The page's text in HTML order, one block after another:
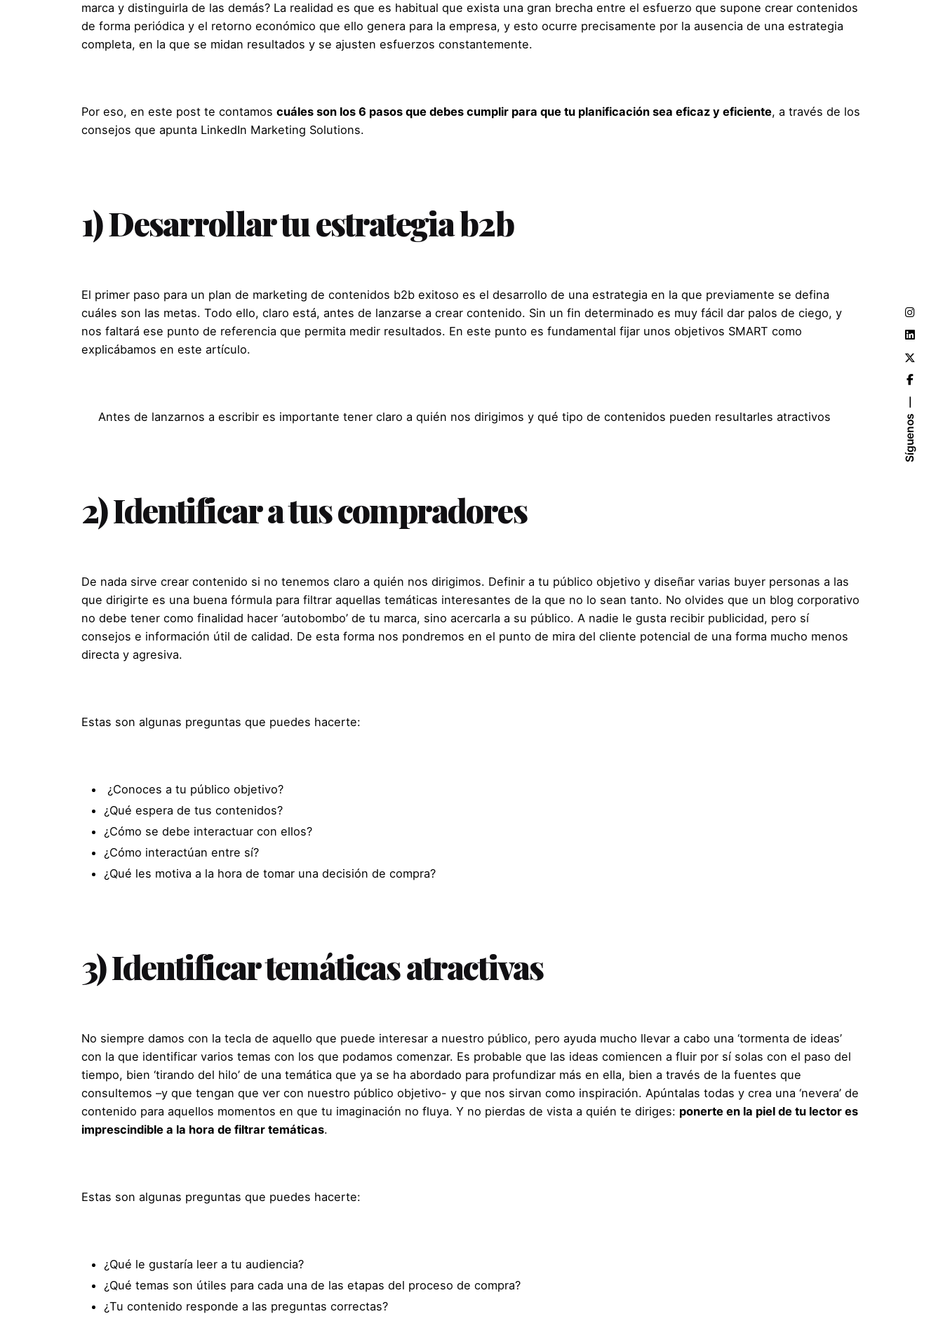
Síguenos
marca y distinguirla de las demás? La realidad es que es habitual que exista una gran brecha entre el esfuerzo que supone crear contenidos
de forma periódica y el retorno económico que ello genera para la empresa, y esto ocurre precisamente por la ausencia de una estrategia
completa, en la que se midan resultados y se ajusten esfuerzos constantemente.
Por eso, en este post te contamos cuáles son los 6 pasos que debes cumplir para que tu planificación sea eficaz y eficiente, a través de los
consejos que apunta LinkedIn Marketing Solutions.
1) Desarrollar tu estrategia b2b
El primer paso para un plan de marketing de contenidos b2b exitoso es el desarrollo de una estrategia en la que previamente se defina
cuáles son las metas. Todo ello, claro está, antes de lanzarse a crear contenido. Sin un fin determinado es muy fácil dar palos de ciego, y
nos faltará ese punto de referencia que permita medir resultados. En este punto es fundamental fijar unos objetivos SMART como
explicábamos en este artículo.
Antes de lanzarnos a escribir es importante tener claro a quién nos dirigimos y qué tipo de contenidos pueden resultarles atractivos
2) Identificar a tus compradores
De nada sirve crear contenido si no tenemos claro a quién nos dirigimos. Definir a tu público objetivo y diseñar varias buyer personas a las
que dirigirte es una buena fórmula para filtrar aquellas temáticas interesantes de la que no lo sean tanto. No olvides que un blog corporativo
no debe tener como finalidad hacer ‘autobombo’ de tu marca, sino acercarla a su público. A nadie le gusta recibir publicidad, pero sí
consejos e información útil de calidad. De esta forma nos pondremos en el punto de mira del cliente potencial de una forma mucho menos
directa y agresiva.
Estas son algunas preguntas que puedes hacerte:
¿Conoces a tu público objetivo?
¿Qué espera de tus contenidos?
¿Cómo se debe interactuar con ellos?
¿Cómo interactúan entre sí?
¿Qué les motiva a la hora de tomar una decisión de compra?
3) Identificar temáticas atractivas
No siempre damos con la tecla de aquello que puede interesar a nuestro público, pero ayuda mucho llevar a cabo una ‘tormenta de ideas’
con la que identificar varios temas con los que podamos comenzar. Es probable que las ideas comiencen a fluir por sí solas con el paso del
tiempo, bien ‘tirando del hilo’ de una temática que ya se ha abordado para profundizar más en ella, bien a través de la fuentes que
consultemos –y que tengan que ver con nuestro público objetivo- y que nos sirvan como inspiración. Apúntalas todas y crea una ‘nevera’ de
contenido para aquellos momentos en que tu imaginación no fluya. Y no pierdas de vista a quién te diriges: ponerte en la piel de tu lector es
imprescindible a la hora de filtrar temáticas.
Estas son algunas preguntas que puedes hacerte:
¿Qué le gustaría leer a tu audiencia?
¿Qué temas son útiles para cada una de las etapas del proceso de compra?
¿Tu contenido responde a las preguntas correctas?